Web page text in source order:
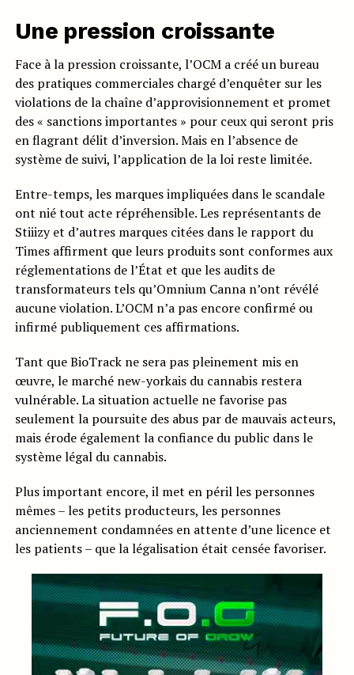
Une pression croissante
Face à la pression croissante, l’OCM a créé un bureau
des pratiques commerciales chargé d’enquêter sur les
violations de la chaîne d’approvisionnement et promet
des « sanctions importantes » pour ceux qui seront pris
en flagrant délit d’inversion. Mais en l’absence de
système de suivi, l’application de la loi reste limitée.
Entre-temps, les marques impliquées dans le scandale
ont nié tout acte répréhensible. Les représentants de
Stiiizy et d’autres marques citées dans le rapport du
Times affirment que leurs produits sont conformes aux
réglementations de l’État et que les audits de
transformateurs tels qu’Omnium Canna n’ont révélé
aucune violation. L’OCM n’a pas encore confirmé ou
infirmé publiquement ces affirmations.
Tant que BioTrack ne sera pas pleinement mis en
œuvre, le marché new-yorkais du cannabis restera
vulnérable. La situation actuelle ne favorise pas
seulement la poursuite des abus par de mauvais acteurs,
mais érode également la confiance du public dans le
système légal du cannabis.
Plus important encore, il met en péril les personnes
mêmes – les petits producteurs, les personnes
anciennement condamnées en attente d’une licence et
les patients – que la légalisation était censée favoriser.